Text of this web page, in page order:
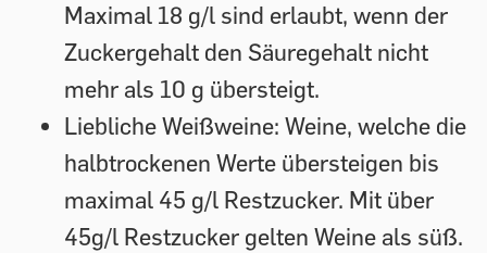
Maximal 18 g/l sind erlaubt, wenn der
Zuckergehalt den Säuregehalt nicht
mehr als 10 g übersteigt.
Liebliche Weißweine: Weine, welche die
halbtrockenen Werte übersteigen bis
maximal 45 g/l Restzucker. Mit über
45g/l Restzucker gelten Weine als süß.